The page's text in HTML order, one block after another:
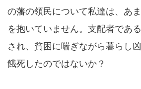
の藩の領民について私達は、あ
を抱いていません。支配者であ
され、貧困に喘ぎながら暮らし
餓死したのではないか？